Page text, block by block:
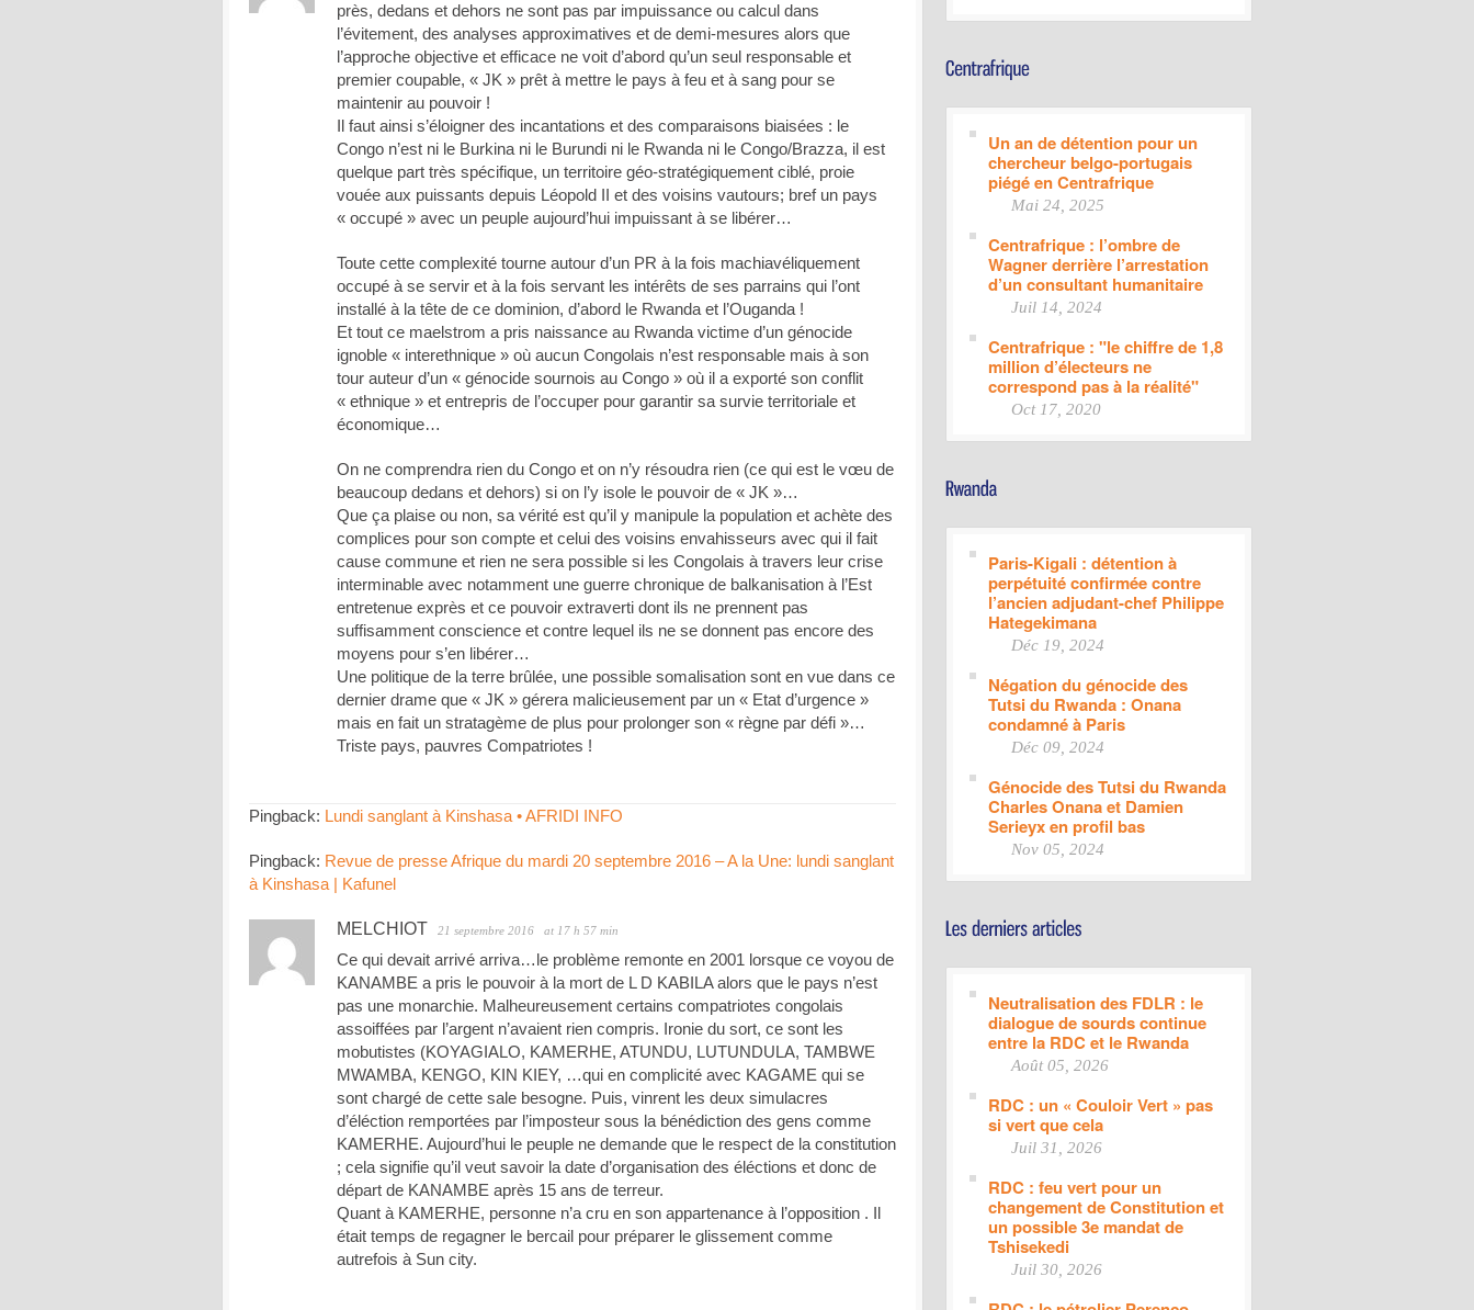
près, dedans et dehors ne sont pas par impuissance ou calcul dans
l’évitement, des analyses approximatives et de demi-mesures alors que
l’approche objective et efficace ne voit d’abord qu’un seul responsable et
premier coupable, « JK » prêt à mettre le pays à feu et à sang pour se
maintenir au pouvoir !
Il faut ainsi s’éloigner des incantations et des comparaisons biaisées : le
Congo n’est ni le Burkina ni le Burundi ni le Rwanda ni le Congo/Brazza, il est
quelque part très spécifique, un territoire géo-stratégiquement ciblé, proie
vouée aux puissants depuis Léopold II et des voisins vautours; bref un pays
« occupé » avec un peuple aujourd’hui impuissant à se libérer…
Toute cette complexité tourne autour d’un PR à la fois machiavéliquement
occupé à se servir et à la fois servant les intérêts de ses parrains qui l’ont
installé à la tête de ce dominion, d’abord le Rwanda et l’Ouganda !
Et tout ce maelstrom a pris naissance au Rwanda victime d’un génocide
ignoble « interethnique » où aucun Congolais n’est responsable mais à son
tour auteur d’un « génocide sournois au Congo » où il a exporté son conflit
« ethnique » et entrepris de l’occuper pour garantir sa survie territoriale et
économique…
On ne comprendra rien du Congo et on n’y résoudra rien (ce qui est le vœu de
beaucoup dedans et dehors) si on l’y isole le pouvoir de « JK »…
Que ça plaise ou non, sa vérité est qu’il y manipule la population et achète des
complices pour son compte et celui des voisins envahisseurs avec qui il fait
cause commune et rien ne sera possible si les Congolais à travers leur crise
interminable avec notamment une guerre chronique de balkanisation à l’Est
entretenue exprès et ce pouvoir extraverti dont ils ne prennent pas
suffisamment conscience et contre lequel ils ne se donnent pas encore des
moyens pour s’en libérer…
Une politique de la terre brûlée, une possible somalisation sont en vue dans ce
dernier drame que « JK » gérera malicieusement par un « Etat d’urgence »
mais en fait un stratagème de plus pour prolonger son « règne par défi »…
Triste pays, pauvres Compatriotes !
Pingback: Lundi sanglant à Kinshasa • AFRIDI INFO
Pingback: Revue de presse Afrique du mardi 20 septembre 2016 – A la Une: lundi sanglant
à Kinshasa | Kafunel
MELCHIOT 21 septembre 2016 at 17 h 57 min
Ce qui devait arrivé arriva…le problème remonte en 2001 lorsque ce voyou de
KANAMBE a pris le pouvoir à la mort de L D KABILA alors que le pays n’est
pas une monarchie. Malheureusement certains compatriotes congolais
assoiffées par l’argent n’avaient rien compris. Ironie du sort, ce sont les
mobutistes (KOYAGIALO, KAMERHE, ATUNDU, LUTUNDULA, TAMBWE
MWAMBA, KENGO, KIN KIEY, …qui en complicité avec KAGAME qui se
sont chargé de cette sale besogne. Puis, vinrent les deux simulacres
d’éléction remportées par l’imposteur sous la bénédiction des gens comme
KAMERHE. Aujourd’hui le peuple ne demande que le respect de la constitution
; cela signifie qu’il veut savoir la date d’organisation des éléctions et donc de
départ de KANAMBE après 15 ans de terreur.
Quant à KAMERHE, personne n’a cru en son appartenance à l’opposition . Il
était temps de regagner le bercail pour préparer le glissement comme
autrefois à Sun city.
Un an de détention pour un
chercheur belgo-portugais
piégé en Centrafrique
Mai 24, 2025
Centrafrique : l’ombre de
Wagner derrière l’arrestation
d’un consultant humanitaire
Juil 14, 2024
Centrafrique : "le chiffre de 1,8
million d’électeurs ne
correspond pas à la réalité"
Oct 17, 2020
Paris-Kigali : détention à
perpétuité confirmée contre
l’ancien adjudant-chef Philippe
Hategekimana
Déc 19, 2024
Négation du génocide des
Tutsi du Rwanda : Onana
condamné à Paris
Déc 09, 2024
Génocide des Tutsi du Rwanda
Charles Onana et Damien
Serieyx en profil bas
Nov 05, 2024
Neutralisation des FDLR : le
dialogue de sourds continue
entre la RDC et le Rwanda
Août 05, 2026
RDC : un « Couloir Vert » pas
si vert que cela
Juil 31, 2026
RDC : feu vert pour un
changement de Constitution et
un possible 3e mandat de
Tshisekedi
Juil 30, 2026